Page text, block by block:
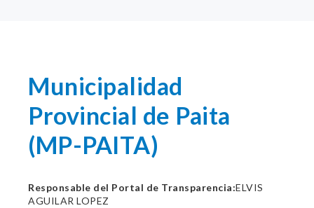
Municipalidad
Provincial de Paita
(MP-PAITA)
Responsable del Portal de Transparencia:ELVIS
AGUILAR LOPEZ